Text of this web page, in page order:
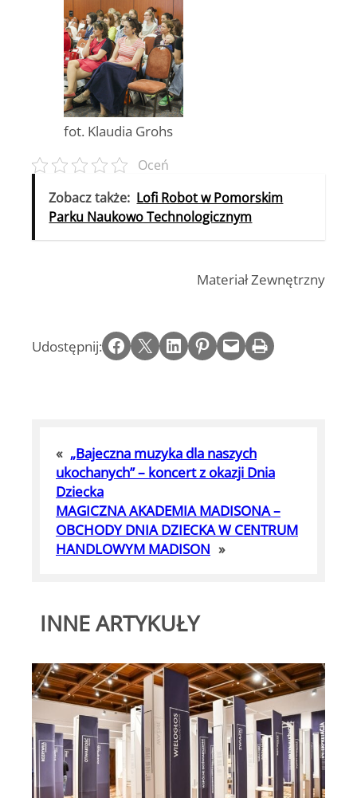
fot. Klaudia Grohs
Oceń
Zobacz także: Lofi Robot w Pomorskim
Parku Naukowo Technologicznym
Materiał Zewnętrzny
Udostępnij: Share on Facebook Email this Page Share on LinkedIn Share on Pinterest Email this Page Print this Page
« „Bajeczna muzyka dla naszych
ukochanych” – koncert z okazji Dnia
Dziecka
MAGICZNA AKADEMIA MADISONA –
OBCHODY DNIA DZIECKA W CENTRUM
HANDLOWYM MADISON »
INNE ARTYKUŁY